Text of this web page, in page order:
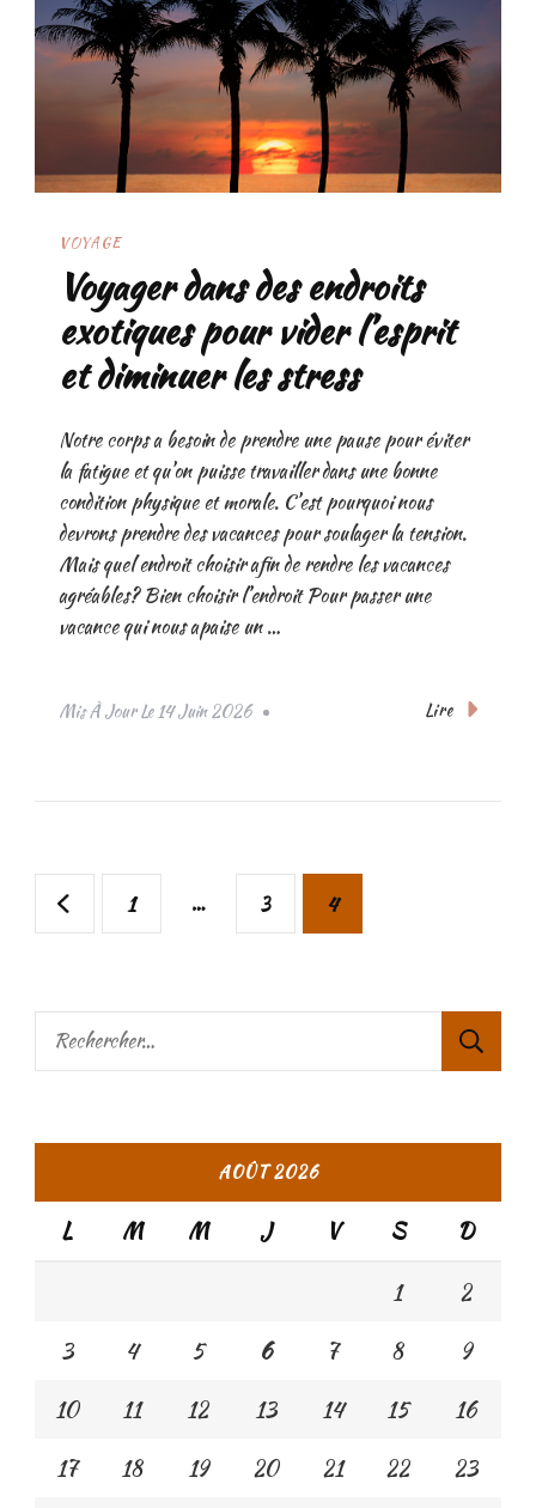
VOYAGE
Voyager dans des endroits
exotiques pour vider l’esprit
et diminuer les stress
Notre corps a besoin de prendre une pause pour éviter
la fatigue et qu’on puisse travailler dans une bonne
condition physique et morale. C’est pourquoi nous
devrons prendre des vacances pour soulager la tension.
Mais quel endroit choisir afin de rendre les vacances
agréables? Bien choisir l’endroit Pour passer une
vacance qui nous apaise un …
Mis À Jour Le 14 Juin 2026 Lire
Pagination
publications
Page
1 … Page
3 Page
4
Rechercher :
AOÛT 2026
L M M J V S
D
1
2
3
4 5 6 7 8
9
10
11 12 13 14 15
16
17
18 19 20 21 22
23